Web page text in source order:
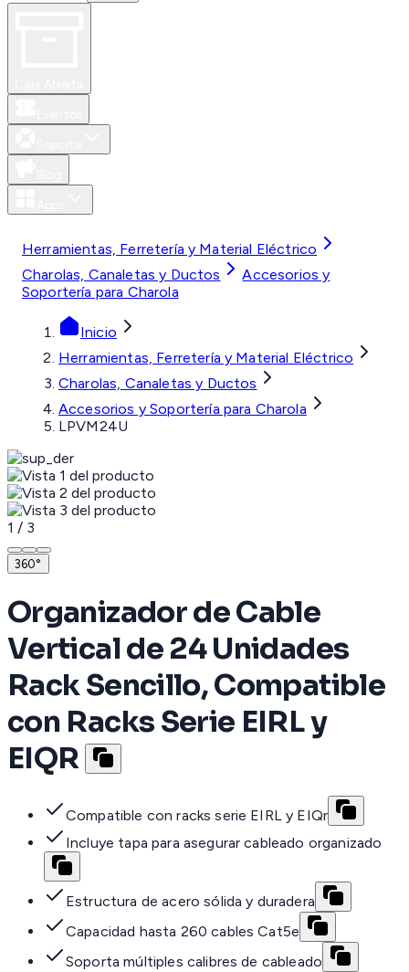
Herramientas, Ferretería y Material Eléctrico
Charolas, Canaletas y Ductos
Accesorios y
Soportería para Charola
Inicio
Herramientas, Ferretería y Material Eléctrico
Charolas, Canaletas y Ductos
Accesorios y Soportería para Charola
LPVM24U
1 / 3
360°
Organizador de Cable
Vertical de 24 Unidades
Rack Sencillo, Compatible
con Racks Serie EIRL y
EIQR
Compatible con racks serie EIRL y EIQr
Incluye tapa para asegurar cableado organizado
Estructura de acero sólida y duradera
Capacidad hasta 260 cables Cat5e
Soporta múltiples calibres de cableado